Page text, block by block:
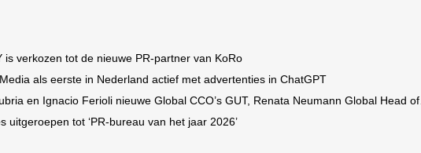
is verkozen tot de nieuwe PR-partner van KoRo
als eerste in Nederland actief met advertenties in ChatGPT
en Ignacio Ferioli nieuwe Global CCO’s GUT, Renata Neumann Global Head of Production
uitgeroepen tot ‘PR-bureau van het jaar 2026’